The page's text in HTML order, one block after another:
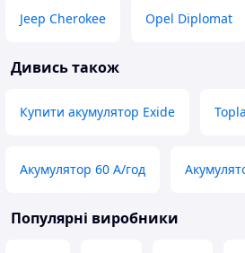
Jeep Cherokee Opel Diplomat
Дивись також
Купити акумулятор Exide
Акумулятор 60 А/год
Популярні виробники